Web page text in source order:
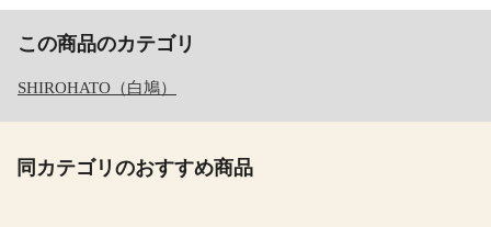
この商品のカテゴリ
SHIROHATO（白鳩）
同カテゴリのおすすめ商品